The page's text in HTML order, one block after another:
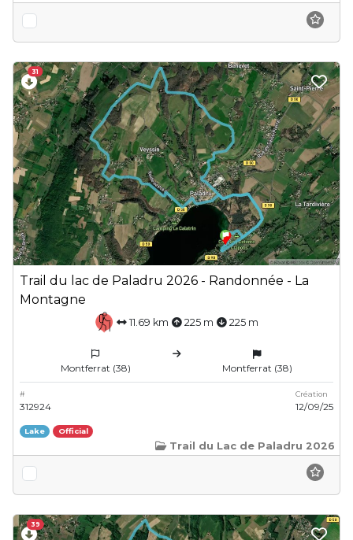
31
Trail du lac de Paladru 2026 - Randonnée - La
Montagne
11.69 km 225 m 225 m
Montferrat (38) Montferrat (38)
#
312924
Création
12/09/25
Lake Official
Trail du Lac de Paladru 2026
39